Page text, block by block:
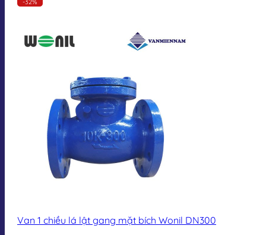
Van 1 chiều lá lật gang mặt bích Wonil DN300